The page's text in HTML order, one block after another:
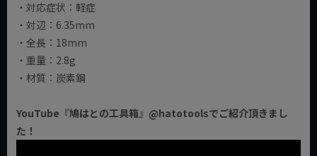
・対応症状：軽症
・対辺：6.35mm
・全長：18mm
・重量：2.8g
・材質：炭素鋼
YouTube『鳩はとの工具箱』@hatotoolsでご紹介頂きまし
た！